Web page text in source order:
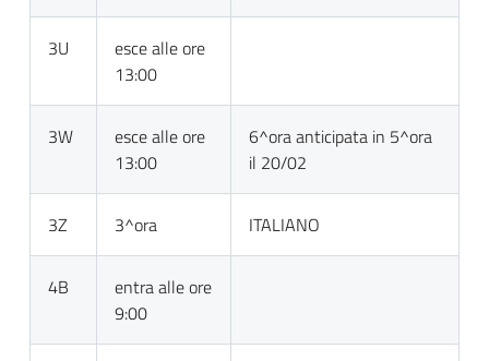
3U
esce alle ore
13:00
3W
esce alle ore
13:00
6^ora anticipata in 5^ora
il 20/02
3Z 3^ora ITALIANO
4B
entra alle ore
9:00